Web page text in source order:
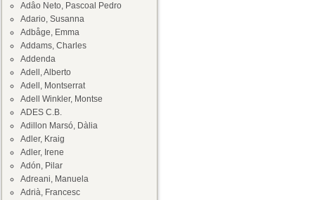
Adâo Neto, Pascoal Pedro
Adario, Susanna
Adbåge, Emma
Addams, Charles
Addenda
Adell, Alberto
Adell, Montserrat
Adell Winkler, Montse
ADES C.B.
Adillon Marsó, Dàlia
Adler, Kraig
Adler, Irene
Adón, Pilar
Adreani, Manuela
Adrià, Francesc